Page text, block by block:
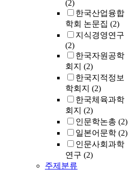
(2)
한국산업융합
학회 논문집 (2)
지식경영연구
(2)
한국자원공학
회지 (2)
한국지적정보
학회지 (2)
한국체육과학
회지 (2)
인문학논총 (2)
일본어문학 (2)
인문사회과학
연구 (2)
주제분류